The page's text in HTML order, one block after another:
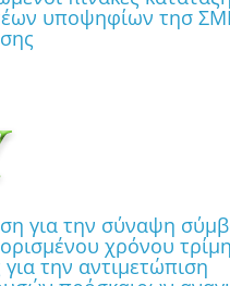
| Εφαρμογή
απαγόρευσης
| Εφαρμογή
υποψηφίων τησ
για την σύναψη
χρόνου
για την αντιμετώπιση